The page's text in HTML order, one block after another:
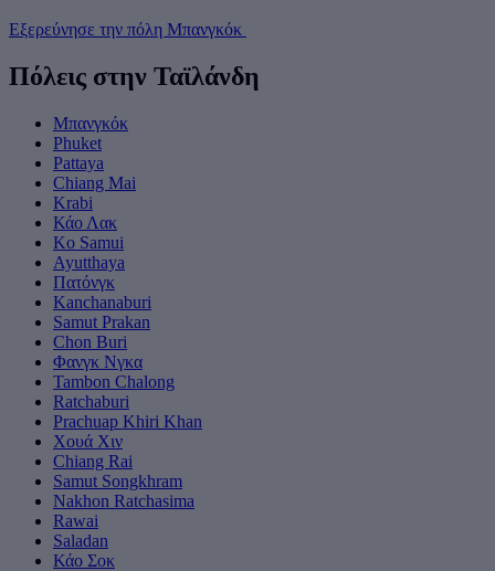
Εξερεύνησε την πόλη Μπανγκόκ
Πόλεις στην Ταϊλάνδη
Μπανγκόκ
Phuket
Pattaya
Chiang Mai
Krabi
Κάο Λακ
Ko Samui
Ayutthaya
Πατόνγκ
Kanchanaburi
Samut Prakan
Chon Buri
Φανγκ Νγκα
Tambon Chalong
Ratchaburi
Prachuap Khiri Khan
Χουά Χιν
Chiang Rai
Samut Songkhram
Nakhon Ratchasima
Rawai
Saladan
Κάο Σοκ